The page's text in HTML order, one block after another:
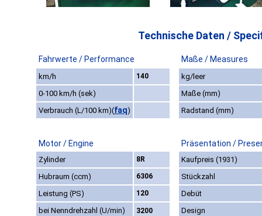
Technische Daten /
Fahrwerte / Performance Maße / Measures
km/h 140
kg/leer
0-100 km/h (sek)
Maße (mm)
Verbrauch (L/100 km)(faq) Radstand (mm)
Motor / Engine Präsentation /
Zylinder 8R
Kaufpreis (1931)
Hubraum (ccm)
6306
Stückzahl
Leistung (PS)
120
Debüt
bei Nenndrehzahl (U/min)
3200 Design